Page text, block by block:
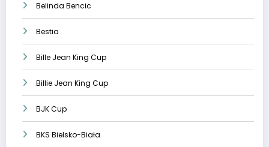
Belinda Bencic
Bestia
Bille Jean King Cup
Billie Jean King Cup
BJK Cup
BKS Bielsko-Biała